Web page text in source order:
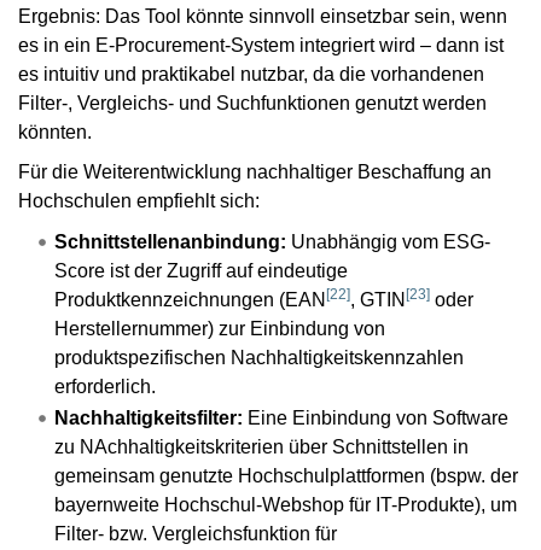
Ergebnis: Das Tool könnte sinnvoll einsetzbar sein, wenn
es in ein E-Procurement-System integriert wird – dann ist
es intuitiv und praktikabel nutzbar, da die vorhandenen
Filter-, Vergleichs- und Suchfunktionen genutzt werden
könnten.
Für die Weiterentwicklung nachhaltiger Beschaffung an
Hochschulen empfiehlt sich:
Schnittstellenanbindung: Unabhängig vom ESG-
Score ist der Zugriff auf eindeutige
Produktkennzeichnungen (EAN [22], GTIN [23]oder
Herstellernummer) zur Einbindung von
produktspezifischen Nachhaltigkeitskennzahlen
erforderlich.
Nachhaltigkeitsfilter: Eine Einbindung von Software
zu NAchhaltigkeitskriterien über Schnittstellen in
gemeinsam genutzte Hochschulplattformen (bspw. der
bayernweite Hochschul-Webshop für IT-Produkte), um
Filter- bzw. Vergleichsfunktion für